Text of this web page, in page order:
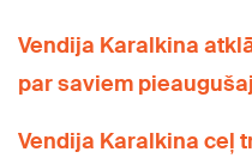
Vendija Karalkina
par saviem
Vendija Karalkina ceļ